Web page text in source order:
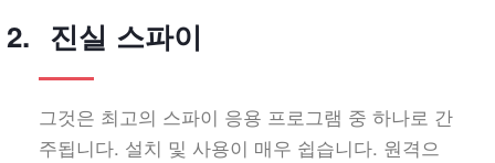
진실 스파이
그것은 최고의 스파이 응용 프로그램 중 하나로 간
주됩니다. 설치 및 사용이 매우 쉽습니다. 원격으